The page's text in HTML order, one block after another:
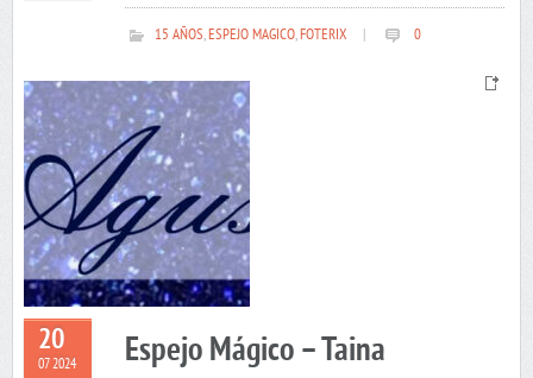
15 AÑOS,ESPEJO MAGICO,FOTERIX 0
20
07 2024 Espejo Mágico – Taina